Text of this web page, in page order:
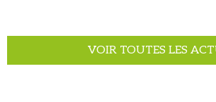
VOIR TOUTES LES